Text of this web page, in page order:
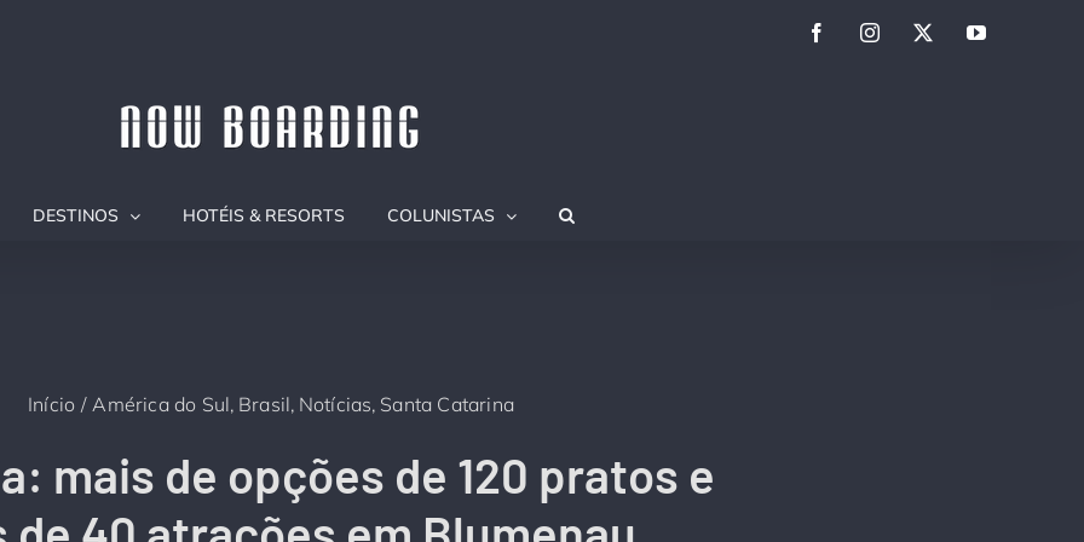
FacebookInstagramTwitterYouTube
DESTINOS HOTÉIS & RESORTS COLUNISTAS
Início América do Sul Brasil Notícias Santa Catarina
mais de opções de 120 pratos e